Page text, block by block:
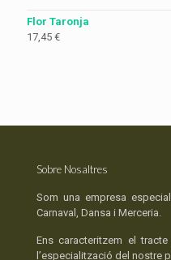
Flor Taronja
17,45 €
Sobre Nosaltres
Som una empresa
Carnaval, Dansa i Merceria.
Ens caracteritzem el
l’especialització del nostre